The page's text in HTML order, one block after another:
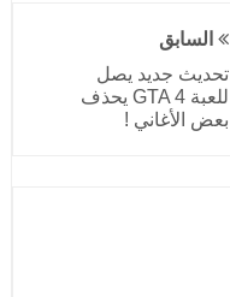
السابق
تحديث جديد يصل
للعبة GTA 4 يحذف
بعض الأغاني !